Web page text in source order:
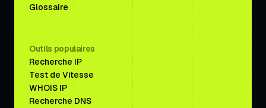
Glossaire
Outils populaires
Recherche IP
Test de Vitesse
WHOIS IP
Recherche DNS